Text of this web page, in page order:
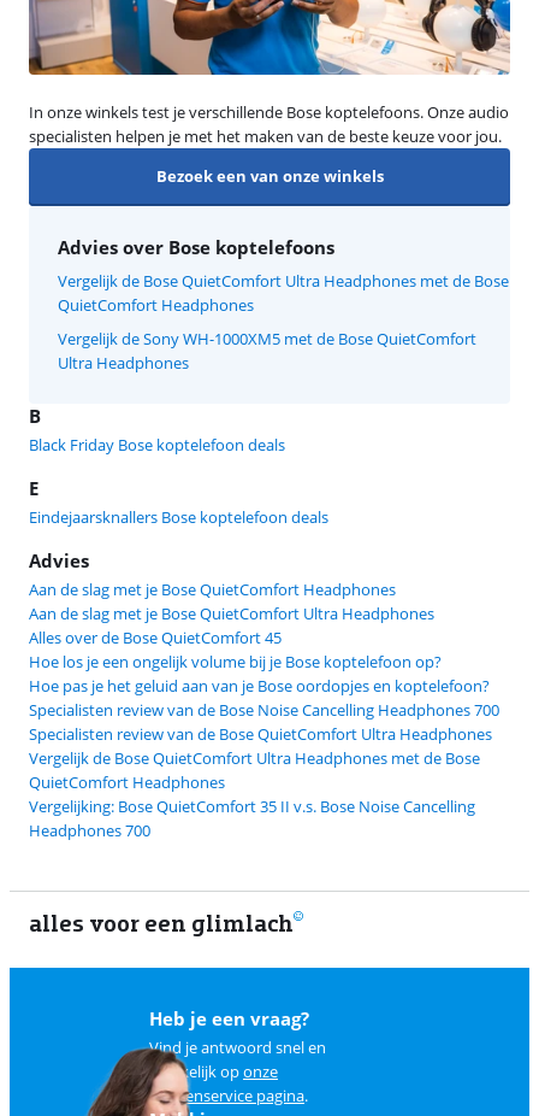
In onze winkels test je verschillende Bose koptelefoons. Onze audio
specialisten helpen je met het maken van de beste keuze voor jou.
Bezoek een van onze winkels
Advies over Bose koptelefoons
Vergelijk de Bose QuietComfort Ultra Headphones met de Bose
QuietComfort Headphones
Vergelijk de Sony WH-1000XM5 met de Bose QuietComfort
Ultra Headphones
B
Black Friday Bose koptelefoon deals
E
Eindejaarsknallers Bose koptelefoon deals
Advies
Aan de slag met je Bose QuietComfort Headphones
Aan de slag met je Bose QuietComfort Ultra Headphones
Alles over de Bose QuietComfort 45
Hoe los je een ongelijk volume bij je Bose koptelefoon op?
Hoe pas je het geluid aan van je Bose oordopjes en koptelefoon?
Specialisten review van de Bose Noise Cancelling Headphones 700
Specialisten review van de Bose QuietComfort Ultra Headphones
Vergelijk de Bose QuietComfort Ultra Headphones met de Bose
QuietComfort Headphones
Vergelijking: Bose QuietComfort 35 II v.s. Bose Noise Cancelling
Headphones 700
alles voor een glimlach
Heb je een vraag?
Vind je antwoord snel en
makkelijk oponze
klantenservice pagina.